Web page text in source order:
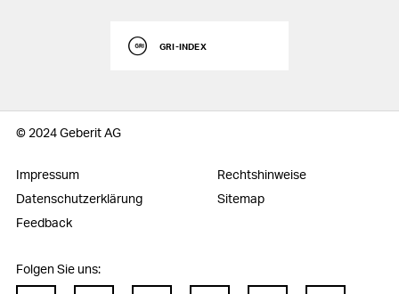
GRI-INDEX
© 2024 Geberit AG
Impressum
Rechtshinweise
Datenschutzerklärung
Sitemap
Feedback
Folgen Sie uns: